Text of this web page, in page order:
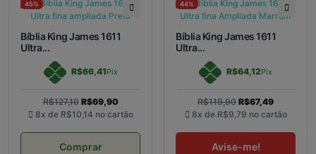
45%
Bíblia King James 1611
Ultra...
R$66,41Pix
R$127,10 R$69,90
8x de R$10,14 no cartão
Comprar
44%
Bíblia King James 1611
Ultra...
R$64,12Pix
R$119,90 R$67,49
8x de R$9,79 no cartão
Avise-me!